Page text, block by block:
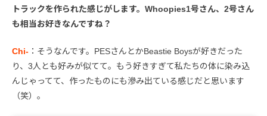
トラックを作られた感じがします。Whoopies1号さん、2号さん
も相当お好きなんですね？
Chi- ：そうなんです。PESさんとかBeastie Boysが好きだった
り、3人とも好みが似てて。もう好きすぎて私たちの体に染み込
んじゃってて、作ったものにも滲み出ている感じだと思います
（笑）。